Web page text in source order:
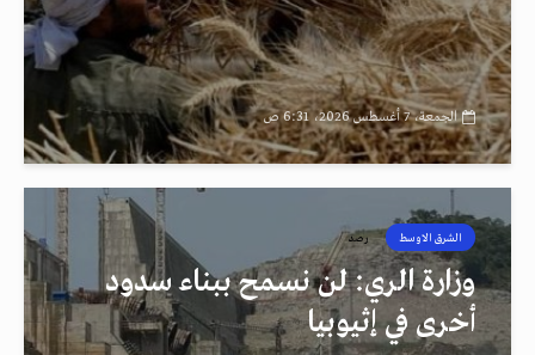
الجمعة، 7 أغسطس 2026، 6:31 ص
الشرق الاوسط رصد
وزارة الري: لن نسمح ببناء سدود
أخرى في إثيوبيا